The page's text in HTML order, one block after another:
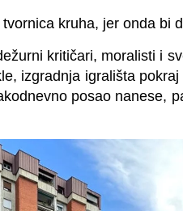
kruha, jer onda bi
kritičari, moralisti i
izgradnja igrališta
posao nanese,